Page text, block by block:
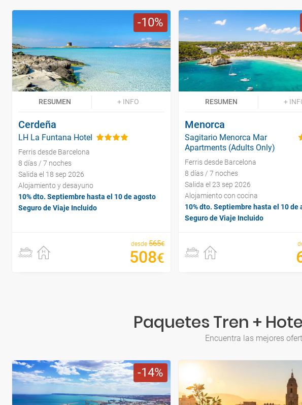
10
RESUMEN + INFO
Cerdeña
LH La Funtana Hotel
Ferris desde Barcelona
8 días / 7 noches
Salida el 18 sep 2026
Alojamiento y desayuno
10% dto. Septiembre hasta el 10 de agosto
Seguro de Viaje Incluido
desde 565€
508€
RESUMEN +
Menorca
Sagitario Menorca Mar
Apartments (Adults Only)
Ferris desde Barcelona
8 días / 7 noches
Salida el 23 sep 2026
Alojamiento con cocina
10% dto. Septiembre hasta el 10 de
Seguro de Viaje Incluido
Paquetes Tren +
Encuentra las mejores
14